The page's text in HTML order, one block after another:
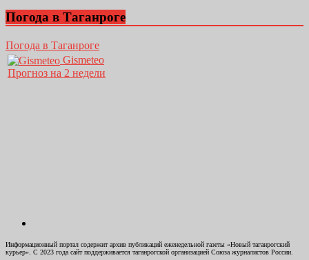
Погода в Таганроге
Погода в Таганроге
Gismeteo
Прогноз на 2 недели
Информационный портал содержит архив публикаций еженедельной газеты «Новый таганрогский
курьер». С 2023 года сайт поддерживается таганрогской организацией Союза журналистов России.